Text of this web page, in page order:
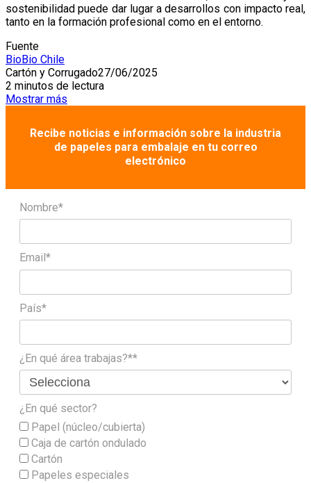
sostenibilidad puede dar lugar a desarrollos con impacto real,
tanto en la formación profesional como en el entorno.
Fuente
BioBio Chile
Cartón y Corrugado27/06/2025
2 minutos de lectura
Mostrar más
Recibe noticias e información sobre la industria
de papeles para embalaje en tu correo
electrónico
Nombre*
Email*
País*
¿En qué área trabajas?**
¿En qué sector?
Papel (núcleo/cubierta)
Caja de cartón ondulado
Cartón
Papeles especiales